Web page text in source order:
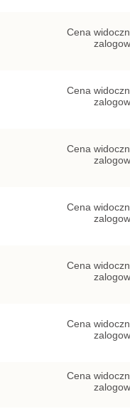
Cena
Cena
Cena
Cena
Cena
Cena
Cena